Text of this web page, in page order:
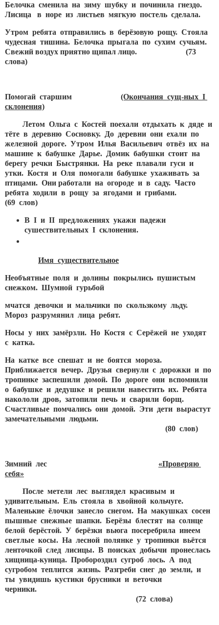
Белочка сменила на зиму шубку и починила гнездо.
Лисица в норе из листьев мягкую постель сделала.
Утром ребята отправились в берёзовую рощу. Стояла
чудесная тишина. Белочка прыгала по сухим сучьям.
Свежий воздух приятно щипал лицо.
(73
слова)
Помогай старшим (Окончания сущ-ных I
склонения)
Летом Ольга с Костей поехали отдыхать к дяде и
тёте в деревню Сосновку. До деревни они ехали по
железной дороге. Утром Илья Васильевич отвёз их на
машине к бабушке Дарье. Домик бабушки стоит на
берегу речки Быстрянки. На реке плавали гуси и
утки. Костя и Оля помогали бабушке ухаживать за
птицами. Они работали на огороде и в саду. Часто
ребята ходили в рощу за ягодами и грибами.
(69 слов)
В I и II предложениях укажи падежи
сушествительных I склонения.
Имя существительное
Необъятные поля и долины покрылись пушистым
снежком. Шумной гурьбой
мчатся девочки и мальчики по скользкому льду.
Мороз разрумянил лица ребят.
Носы у них замёрзли. Но Костя с Серёжей не уходят
с катка.
На катке все спешат и не боятся мороза.
Приближается вечер. Друзья свернули с дорожки и по
тропинке заспешили домой. По дороге они вспомнили
о бабушке и дедушке и решили навестить их. Ребята
накололи дров, затопили печь и сварили борщ.
Счастливые помчались они домой. Эти дети вырастут
замечательными людьми.
(80 слов)
Зимний лес «Проверяю
себя»
После метели лес выглядел красивым и
удивительным. Ель стояла в хвойной кольчуге.
Маленькие ёлочки занесло снегом. На макушках сосен
пышные снежные шапки. Берёзы блестят на солнце
белой берёстой. У берёзки вьюга посеребрила инеем
светлые косы. На лесной полянке у тропинки вьётся
ленточкой след лисицы. В поисках добычи пронеслась
хищница-куница. Пробороздил сугроб лось. А под
сугробом теплится жизнь. Разгреби снег до земли, и
ты увидишь кустики брусники и веточки
черники.
(72 слова)